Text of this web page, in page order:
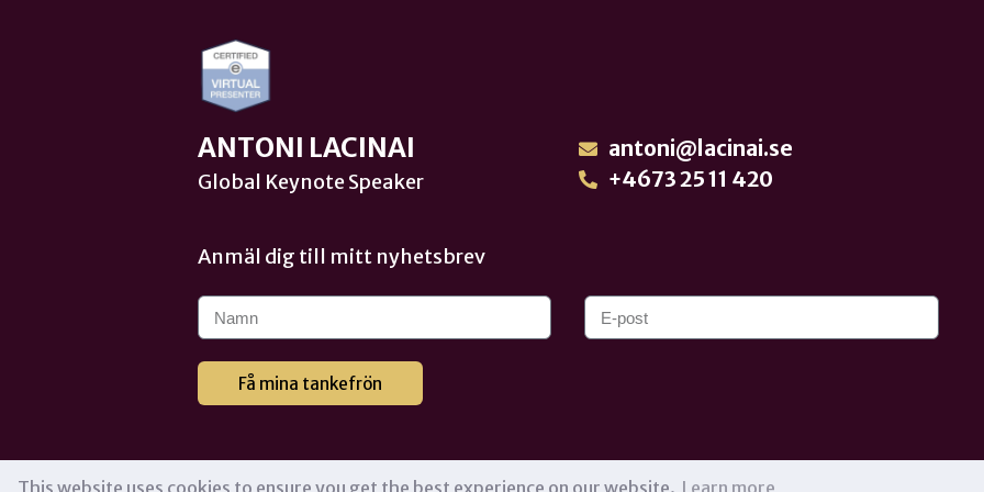
ANTONI LACINAI
Global Keynote Speaker
antoni@lacinai.se
+4673 25 11 420
Anmäl dig till mitt nyhetsbrev
Få mina tankefrön